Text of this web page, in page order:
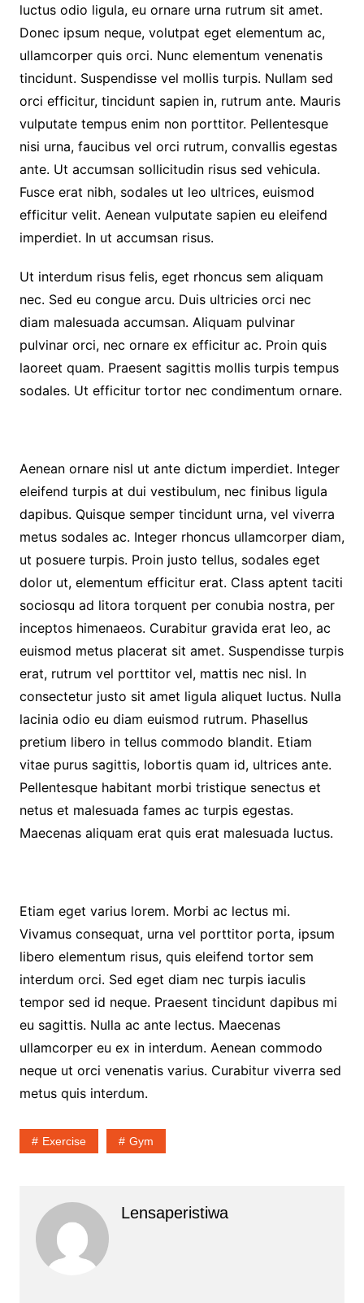
luctus odio ligula, eu ornare urna rutrum sit amet.
Donec ipsum neque, volutpat eget elementum ac,
ullamcorper quis orci. Nunc elementum venenatis
tincidunt. Suspendisse vel mollis turpis. Nullam sed
orci efficitur, tincidunt sapien in, rutrum ante. Mauris
vulputate tempus enim non porttitor. Pellentesque
nisi urna, faucibus vel orci rutrum, convallis egestas
ante. Ut accumsan sollicitudin risus sed vehicula.
Fusce erat nibh, sodales ut leo ultrices, euismod
efficitur velit. Aenean vulputate sapien eu eleifend
imperdiet. In ut accumsan risus.
Ut interdum risus felis, eget rhoncus sem aliquam
nec. Sed eu congue arcu. Duis ultricies orci nec
diam malesuada accumsan. Aliquam pulvinar
pulvinar orci, nec ornare ex efficitur ac. Proin quis
laoreet quam. Praesent sagittis mollis turpis tempus
sodales. Ut efficitur tortor nec condimentum ornare.
Aenean ornare nisl ut ante dictum imperdiet. Integer
eleifend turpis at dui vestibulum, nec finibus ligula
dapibus. Quisque semper tincidunt urna, vel viverra
metus sodales ac. Integer rhoncus ullamcorper diam,
ut posuere turpis. Proin justo tellus, sodales eget
dolor ut, elementum efficitur erat. Class aptent taciti
sociosqu ad litora torquent per conubia nostra, per
inceptos himenaeos. Curabitur gravida erat leo, ac
euismod metus placerat sit amet. Suspendisse turpis
erat, rutrum vel porttitor vel, mattis nec nisl. In
consectetur justo sit amet ligula aliquet luctus. Nulla
lacinia odio eu diam euismod rutrum. Phasellus
pretium libero in tellus commodo blandit. Etiam
vitae purus sagittis, lobortis quam id, ultrices ante.
Pellentesque habitant morbi tristique senectus et
netus et malesuada fames ac turpis egestas.
Maecenas aliquam erat quis erat malesuada luctus.
Etiam eget varius lorem. Morbi ac lectus mi.
Vivamus consequat, urna vel porttitor porta, ipsum
libero elementum risus, quis eleifend tortor sem
interdum orci. Sed eget diam nec turpis iaculis
tempor sed id neque. Praesent tincidunt dapibus mi
eu sagittis. Nulla ac ante lectus. Maecenas
ullamcorper eu ex in interdum. Aenean commodo
neque ut orci venenatis varius. Curabitur viverra sed
metus quis interdum.
Exercise Gym
Lensaperistiwa